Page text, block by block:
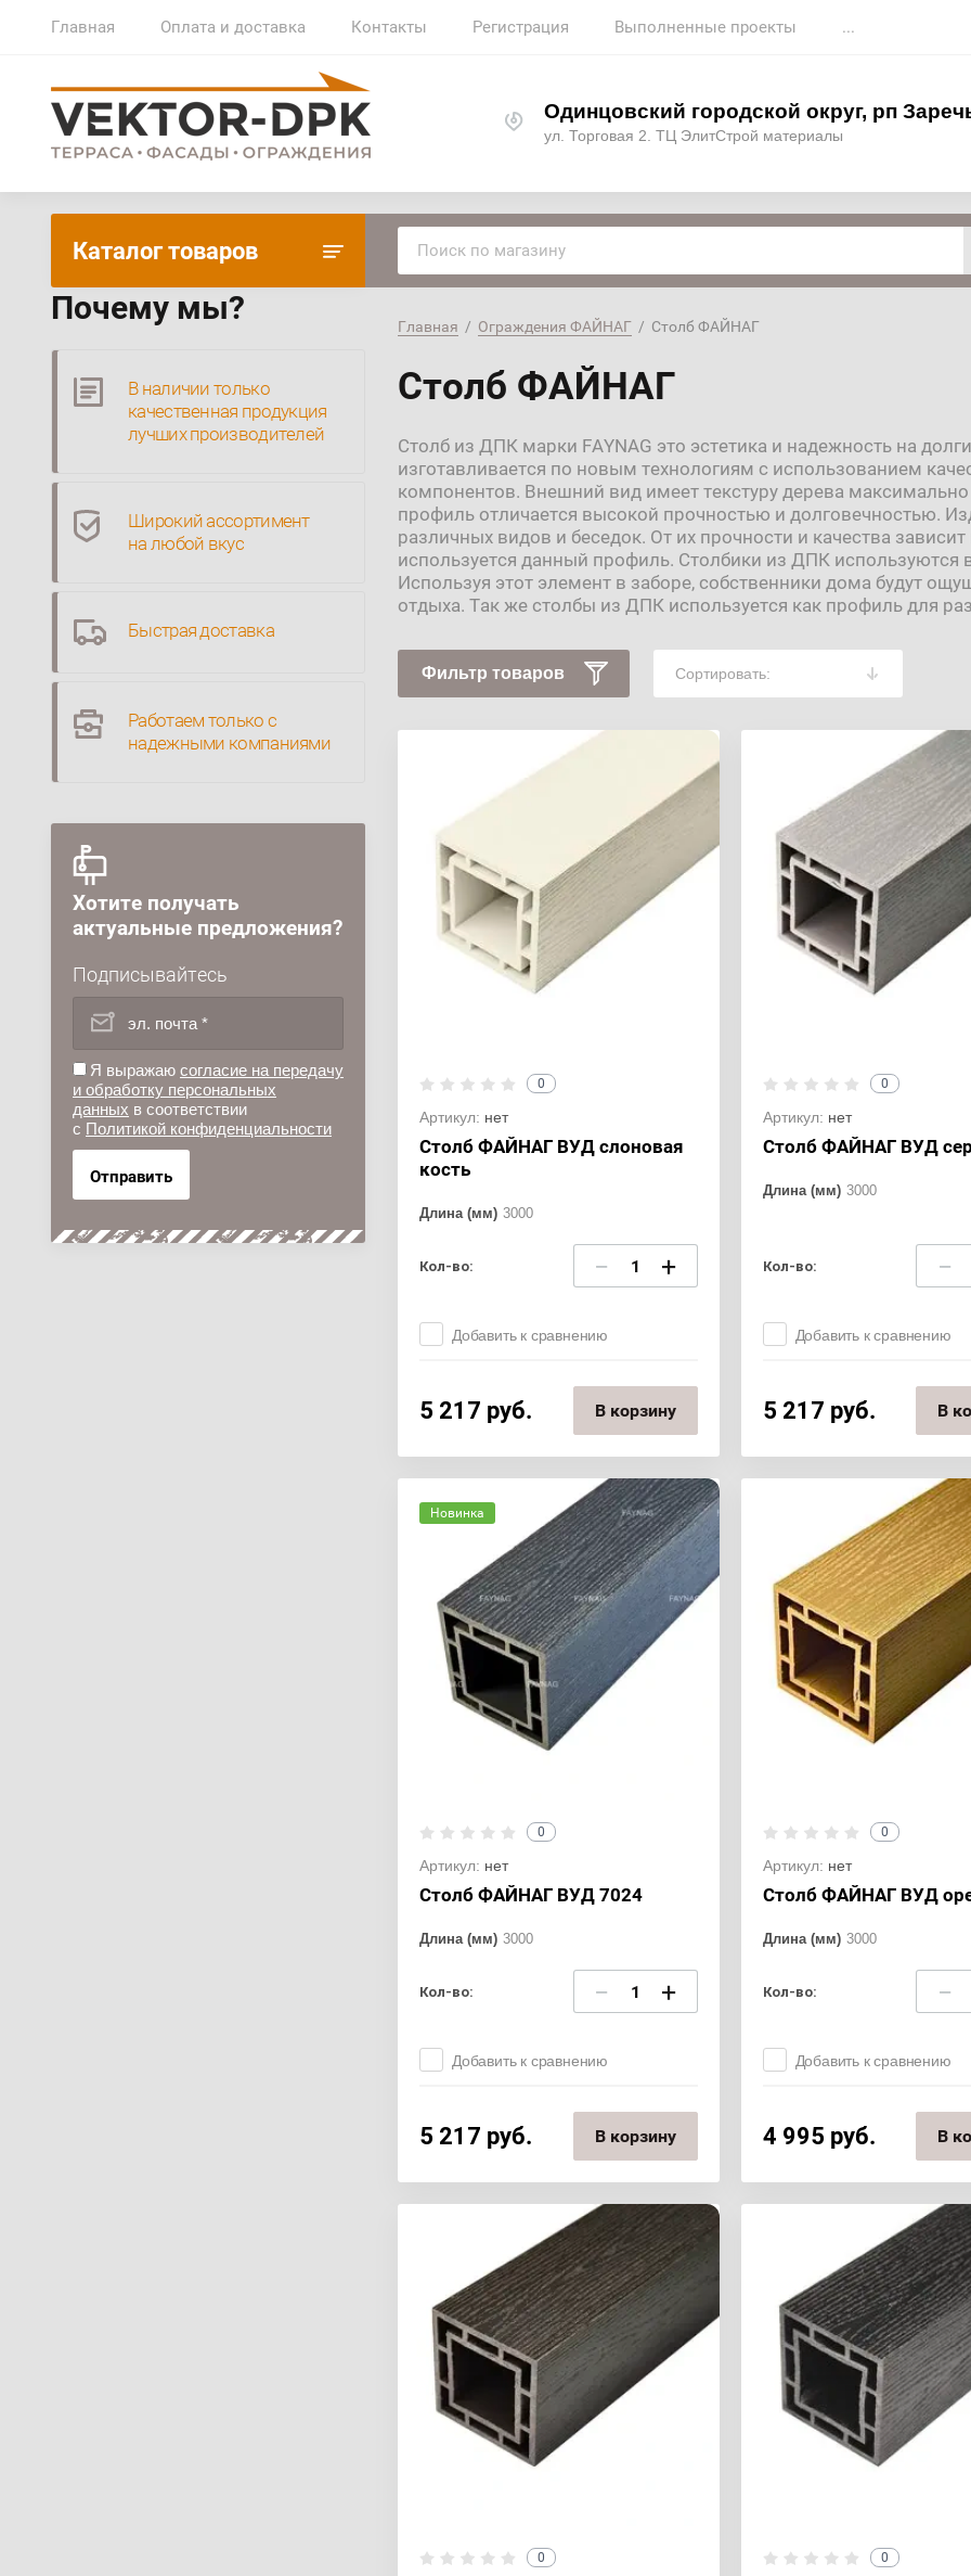
Главная Оплата и доставка Контакты Регистрация Выполненные проекты ...
Одинцовский городской округ, рп
ул. Торговая 2. ТЦ ЭлитСтрой материалы
Каталог товаров
Почему мы?
В наличии только
качественная продукция
лучших производителей
Широкий ассортимент
на любой вкус
Быстрая доставка
Работаем только с
надежными компаниями
Хотите получать
актуальные предложения?
Подписывайтесь
Я выражаю согласие на передачу
и обработку персональных
данных в соответствии
с Политикой конфиденциальности
Отправить
Главная
  /
Ограждения ФАЙНАГ
  /  Столб ФАЙНАГ
Столб ФАЙНАГ
Столб из ДПК марки FAYNAG это эстетика и надежность на
изготавливается по новым технологиям с использованием
компонентов. Внешний вид имеет текстуру дерева
профиль отличается высокой прочностью и долговечностью.
различных видов и беседок. От их прочности и качества
используется данный профиль. Столбики из ДПК используются
Используя этот элемент в заборе, собственники дома будут
отдыха. Так же столбы из ДПК используется как профиль для
Фильтр товаров Сортировать:
0
Артикул: нет
Столб ФАЙНАГ ВУД слоновая
кость
Длина (мм) 3000
Кол-во: − +
Добавить к сравнению
5 217 руб. В корзину
0
Артикул: нет
Столб ФАЙНАГ ВУД
Длина (мм) 3000
Кол-во: −
Добавить к сравнению
5 217 руб. В
Новинка
0
Артикул: нет
Столб ФАЙНАГ ВУД 7024
Длина (мм) 3000
Кол-во: − +
Добавить к сравнению
5 217 руб. В корзину
0
Артикул: нет
Столб ФАЙНАГ ВУД
Длина (мм) 3000
Кол-во: −
Добавить к сравнению
4 995 руб. В
0 0